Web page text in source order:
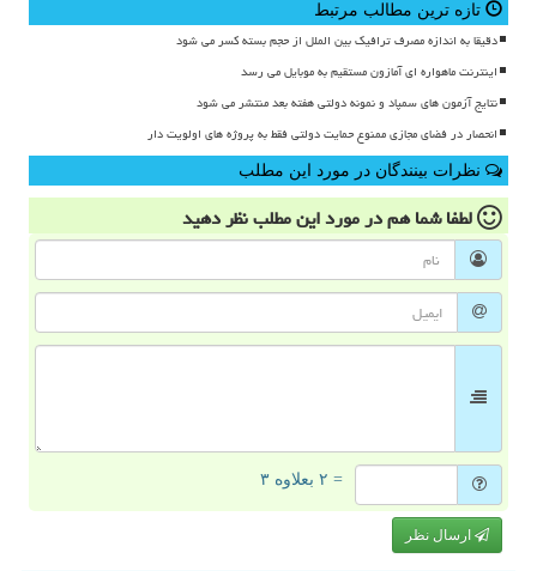
تازه ترین مطالب مرتبط
دقیقا به اندازه مصرف ترافیک بین الملل از حجم بسته کسر می شود
اینترنت ماهواره ای آمازون مستقیم به موبایل می رسد
نتایج آزمون های سمپاد و نمونه دولتی هفته بعد منتشر می شود
انحصار در فضای مجازی ممنوع حمایت دولتی فقط به پروژه های اولویت دار
نظرات بینندگان در مورد این مطلب
لطفا شما همدر مورد این مطلبنظر دهید
= ۲ بعلاوه ۳
ارسال نظر